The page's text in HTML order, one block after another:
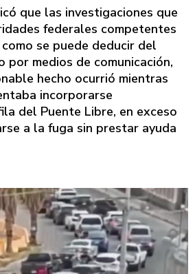
que las investigaciones que
federales competentes
se puede deducir del
por medios de comunicación,
hecho ocurrió mientras
incorporarse
del Puente Libre, en exceso
a la fuga sin prestar ayuda